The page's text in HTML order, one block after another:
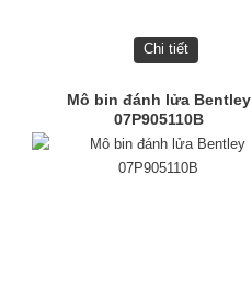
Chi tiết
Mô bin đánh lửa Bentley
07P905110B